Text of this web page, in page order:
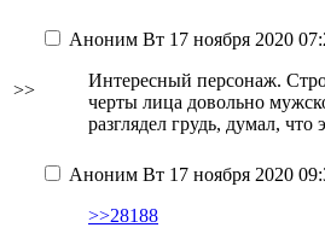
>>
Аноним Вт 17 ноября 2020
Интересный персонаж.
черты лица довольно
разглядел грудь, думал, что
Аноним Вт 17 ноября 2020
>>28188